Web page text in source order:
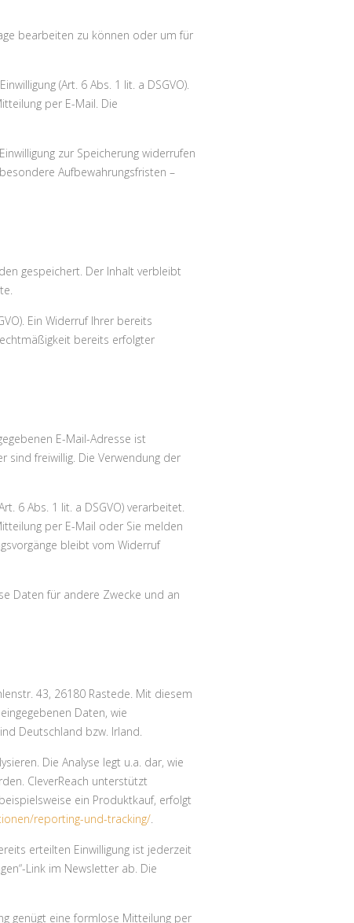
bearbeiten zu können oder um für
(Art. 6 Abs. 1 lit. a DSGVO).
per E-Mail. Die
zur Speicherung widerrufen
Aufbewahrungsfristen –
gespeichert. Der Inhalt verbleibt
Ein Widerruf Ihrer bereits
bereits erfolgter
E-Mail-Adresse ist
sind freiwillig. Die Verwendung der
6 Abs. 1 lit. a DSGVO) verarbeitet.
per E-Mail oder Sie melden
bleibt vom Widerruf
Daten für andere Zwecke und an
43, 26180 Rastede. Mit diesem
Daten, wie
Deutschland bzw. Irland.
Die Analyse legt u.a. dar, wie
CleverReach unterstützt
ein Produktkauf, erfolgt
reporting-und-tracking/.
erteilten Einwilligung ist jederzeit
Link im Newsletter ab. Die
genügt eine formlose Mitteilung per